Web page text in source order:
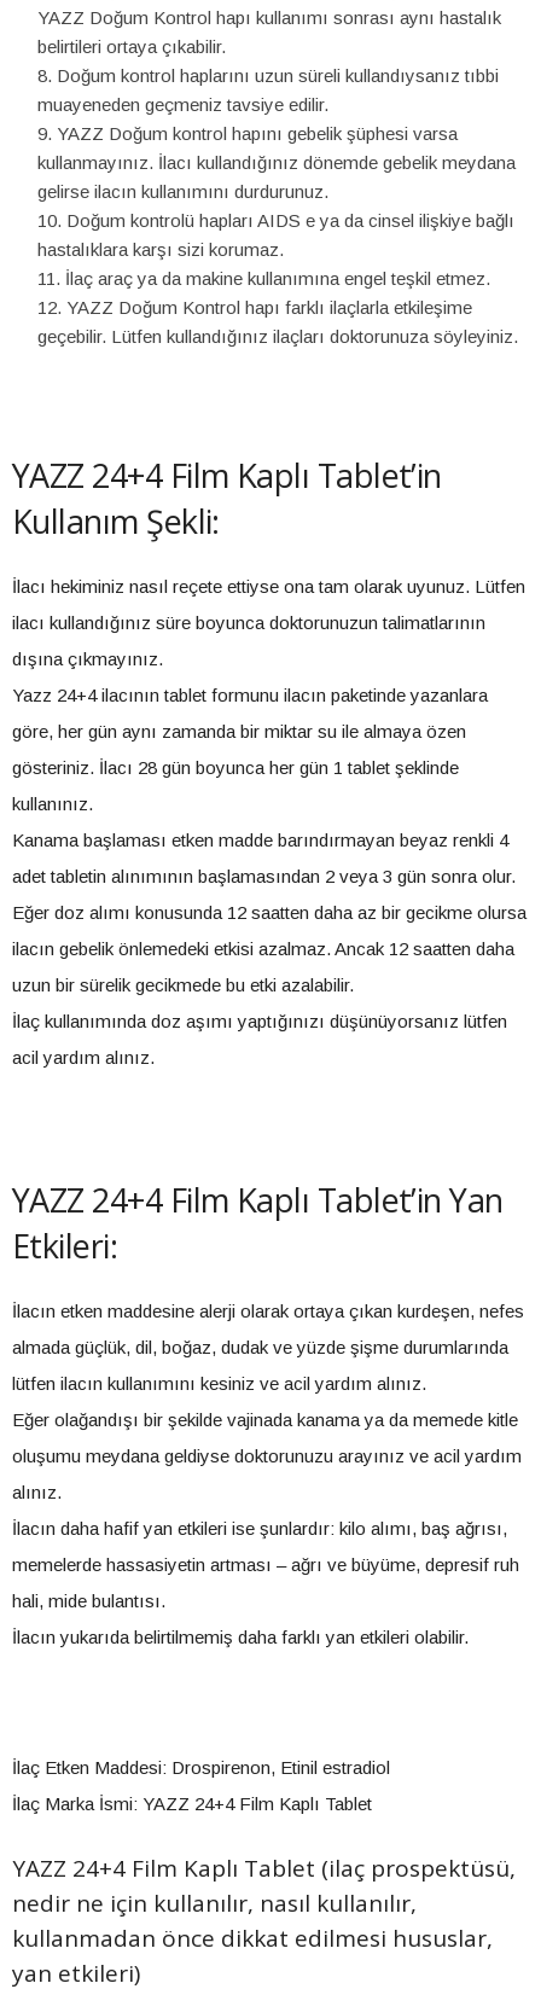
YAZZ Doğum Kontrol hapı kullanımı sonrası aynı hastalık
belirtileri ortaya çıkabilir.
Doğum kontrol haplarını uzun süreli kullandıysanız tıbbi
muayeneden geçmeniz tavsiye edilir.
YAZZ Doğum kontrol hapını gebelik şüphesi varsa
kullanmayınız. İlacı kullandığınız dönemde gebelik meydana
gelirse ilacın kullanımını durdurunuz.
Doğum kontrolü hapları AIDS e ya da cinsel ilişkiye bağlı
hastalıklara karşı sizi korumaz.
İlaç araç ya da makine kullanımına engel teşkil etmez.
YAZZ Doğum Kontrol hapı farklı ilaçlarla etkileşime
geçebilir. Lütfen kullandığınız ilaçları doktorunuza söyleyiniz.
YAZZ 24+4 Film Kaplı Tablet’in
Kullanım Şekli:
İlacı hekiminiz nasıl reçete ettiyse ona tam olarak uyunuz. Lütfen
ilacı kullandığınız süre boyunca doktorunuzun talimatlarının
dışına çıkmayınız.
Yazz 24+4 ilacının tablet formunu ilacın paketinde yazanlara
göre, her gün aynı zamanda bir miktar su ile almaya özen
gösteriniz. İlacı 28 gün boyunca her gün 1 tablet şeklinde
kullanınız.
Kanama başlaması etken madde barındırmayan beyaz renkli 4
adet tabletin alınımının başlamasından 2 veya 3 gün sonra olur.
Eğer doz alımı konusunda 12 saatten daha az bir gecikme olursa
ilacın gebelik önlemedeki etkisi azalmaz. Ancak 12 saatten daha
uzun bir sürelik gecikmede bu etki azalabilir.
İlaç kullanımında doz aşımı yaptığınızı düşünüyorsanız lütfen
acil yardım alınız.
YAZZ 24+4 Film Kaplı Tablet’in Yan
Etkileri:
İlacın etken maddesine alerji olarak ortaya çıkan kurdeşen, nefes
almada güçlük, dil, boğaz, dudak ve yüzde şişme durumlarında
lütfen ilacın kullanımını kesiniz ve acil yardım alınız.
Eğer olağandışı bir şekilde vajinada kanama ya da memede kitle
oluşumu meydana geldiyse doktorunuzu arayınız ve acil yardım
alınız.
İlacın daha hafif yan etkileri ise şunlardır: kilo alımı, baş ağrısı,
memelerde hassasiyetin artması – ağrı ve büyüme, depresif ruh
hali, mide bulantısı.
İlacın yukarıda belirtilmemiş daha farklı yan etkileri olabilir.
İlaç Etken Maddesi: Drospirenon, Etinil estradiol
İlaç Marka İsmi: YAZZ 24+4 Film Kaplı Tablet
YAZZ 24+4 Film Kaplı Tablet (ilaç prospektüsü,
nedir ne için kullanılır, nasıl kullanılır,
kullanmadan önce dikkat edilmesi hususlar,
yan etkileri)